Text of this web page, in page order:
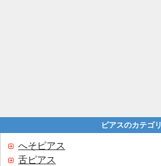
ピアスのカテゴリ
へそピアス
舌ピアス